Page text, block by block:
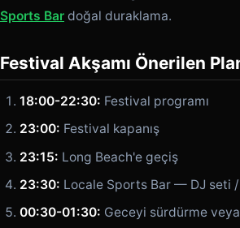
Sports Bar doğal duraklama.
Festival Akşamı Önerilen
18:00-22:30: Festival programı
23:00: Festival kapanış
23:15: Long Beach'e geçiş
23:30: Locale Sports Bar — DJ seti
00:30-01:30: Geceyi sürdürme